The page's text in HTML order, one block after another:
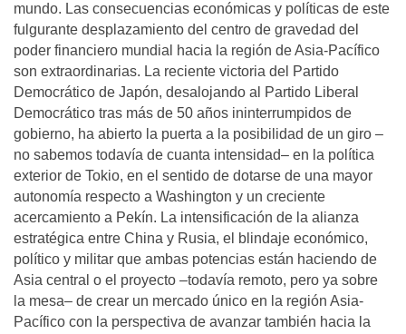
mundo. Las consecuencias económicas y políticas de este
fulgurante desplazamiento del centro de gravedad del
poder financiero mundial hacia la región de Asia-Pacífico
son extraordinarias. La reciente victoria del Partido
Democrático de Japón, desalojando al Partido Liberal
Democrático tras más de 50 años ininterrumpidos de
gobierno, ha abierto la puerta a la posibilidad de un giro –
no sabemos todavía de cuanta intensidad– en la política
exterior de Tokio, en el sentido de dotarse de una mayor
autonomía respecto a Washington y un creciente
acercamiento a Pekín. La intensificación de la alianza
estratégica entre China y Rusia, el blindaje económico,
político y militar que ambas potencias están haciendo de
Asia central o el proyecto –todavía remoto, pero ya sobre
la mesa– de crear un mercado único en la región Asia-
Pacífico con la perspectiva de avanzar también hacia la